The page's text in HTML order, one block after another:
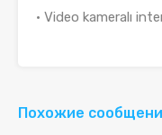
• Video kameralı
Похожие